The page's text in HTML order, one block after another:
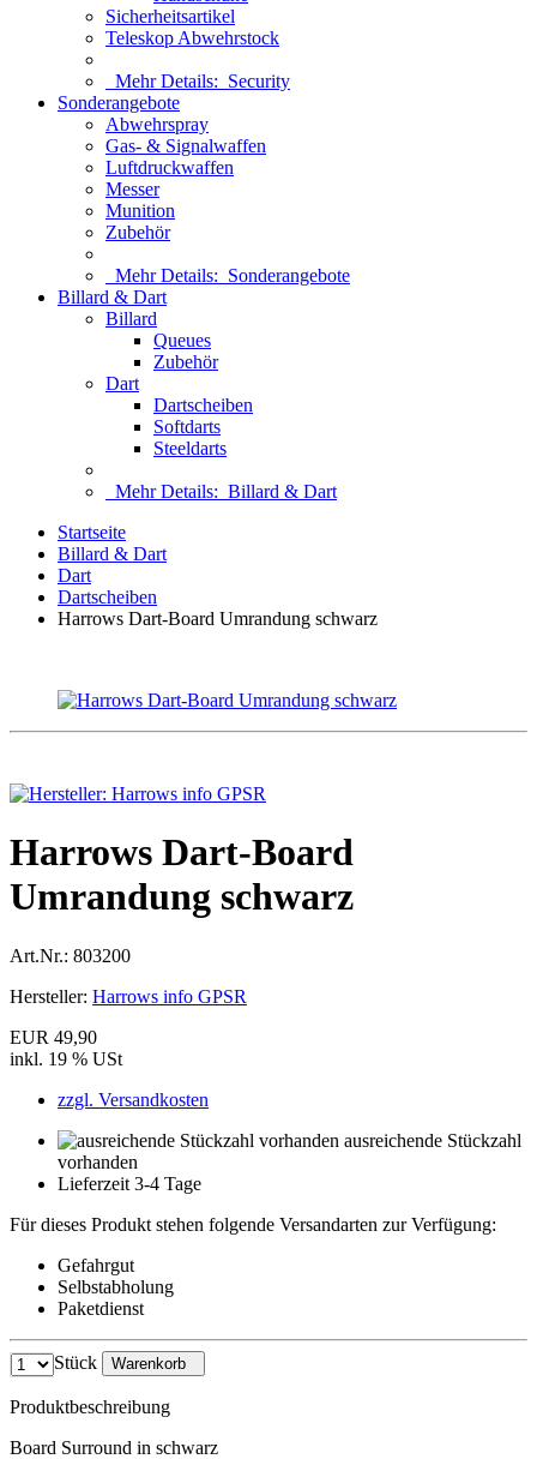
Sicherheitsartikel
Teleskop Abwehrstock
Mehr Details: Security
Sonderangebote
Abwehrspray
Gas- & Signalwaffen
Luftdruckwaffen
Messer
Munition
Zubehör
Mehr Details: Sonderangebote
Billard & Dart
Billard
Queues
Zubehör
Dart
Dartscheiben
Softdarts
Steeldarts
Mehr Details: Billard & Dart
Startseite
Billard & Dart
Dart
Dartscheiben
Harrows Dart-Board Umrandung schwarz
Harrows Dart-Board
Umrandung schwarz
Art.Nr.: 803200
Hersteller: Harrows info GPSR
EUR 49,90
inkl. 19 % USt
zzgl. Versandkosten
ausreichende Stückzahl
vorhanden
Lieferzeit 3-4 Tage
Für dieses Produkt stehen folgende Versandarten zur Verfügung:
Gefahrgut
Selbstabholung
Paketdienst
Stück Warenkorb
Produktbeschreibung
Board Surround in schwarz